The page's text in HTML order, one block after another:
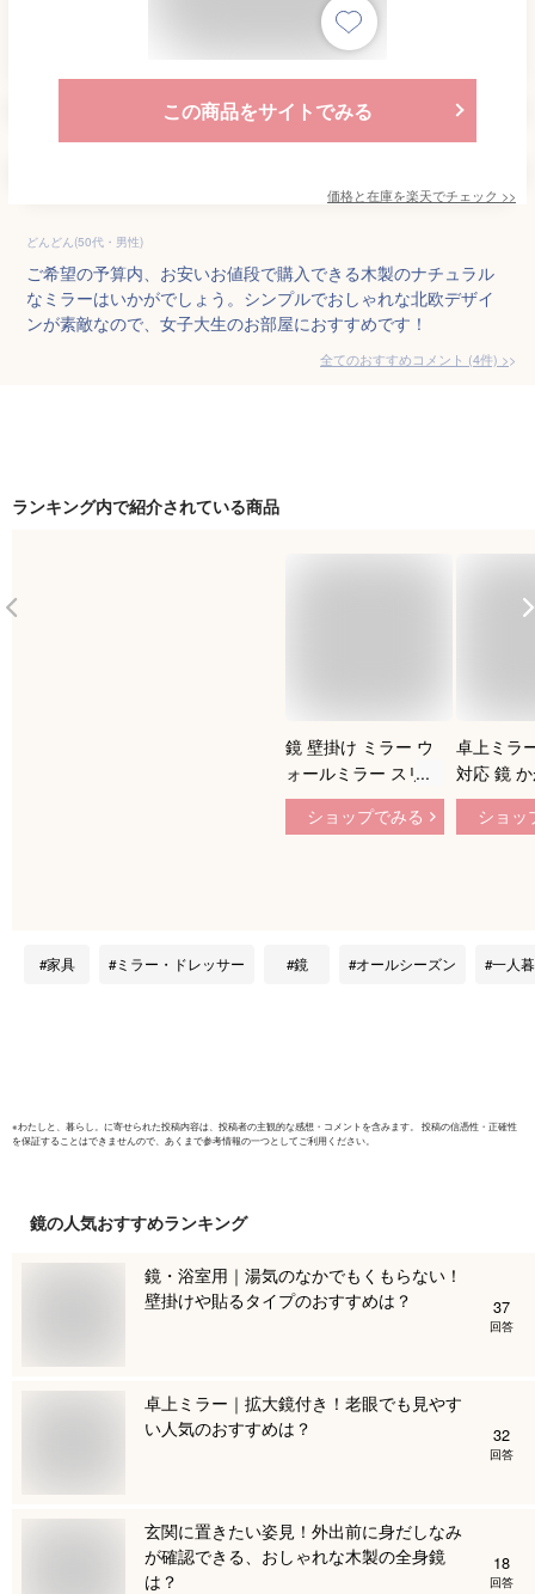
この商品をサイトでみる
価格と在庫を楽天でチェック >>
どんどん(50代・男性)
ご希望の予算内、お安いお値段で購入できる木製のナチュラル
なミラーはいかがでしょう。シンプルでおしゃれな北欧デザイ
ンが素敵なので、女子大生のお部屋におすすめです！
全てのおすすめコメント (4件) >
ランキング内で紹介されている商品
鏡 壁掛け ミラー ウ
ォールミラー スリム
幅30 高さ90 縦横自
由 幅90 高さ30 飛散
洗面所 薄型 ブラウ
ショップでみる
卓上ミラ
対応 鏡
ー アンテ
北欧 お
ー スタ
ショッ
家具 ミラー・ドレッサー 鏡 オールシーズン 一人
※わたしと、暮らし。 に寄せられた投稿内容は、投稿者の主観的な感想・コメントを含みます。 投稿の信憑性・正確性
を保証することはできませんので、あくまで参考情報の一つとしてご利用ください。
鏡の人気おすすめランキング
鏡・浴室用｜湯気のなかでもくもらない！
壁掛けや貼るタイプのおすすめは？
37
回答
卓上ミラー｜拡大鏡付き！老眼でも見やす
い人気のおすすめは？
32
回答
玄関に置きたい姿見！外出前に身だしなみ
が確認できる、おしゃれな木製の全身鏡
は？
18
回答